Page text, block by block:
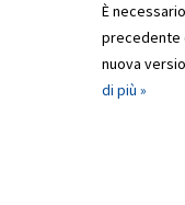
È
precedente
nuova
di più »